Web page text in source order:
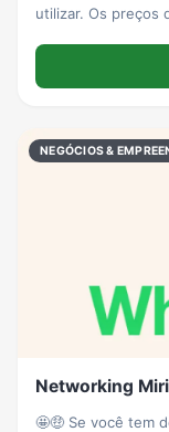
utilizar. Os preços
NEGÓCIOS &
Networking
🤩🤑 Se você tem